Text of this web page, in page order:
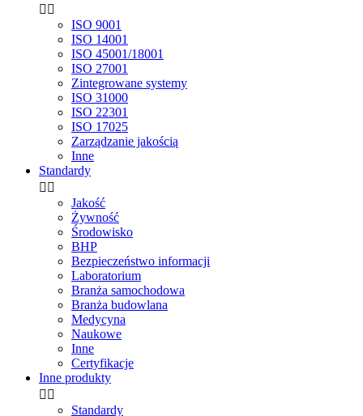
 
ISO 9001
ISO 14001
ISO 45001/18001
ISO 27001
Zintegrowane systemy
ISO 31000
ISO 22301
ISO 17025
Zarządzanie jakością
Inne
Standardy
 
Jakość
Żywność
Środowisko
BHP
Bezpieczeństwo informacji
Laboratorium
Branża samochodowa
Branża budowlana
Medycyna
Naukowe
Inne
Certyfikacje
Inne produkty
 
Standardy